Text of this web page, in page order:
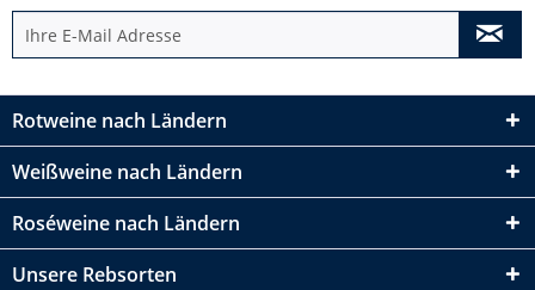
Rotweine nach Ländern
Weißweine nach Ländern
Roséweine nach Ländern
Unsere Rebsorten